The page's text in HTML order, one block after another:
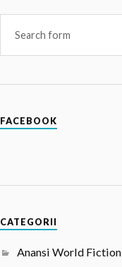
FACEBOOK
CATEGORII
Anansi World Fiction